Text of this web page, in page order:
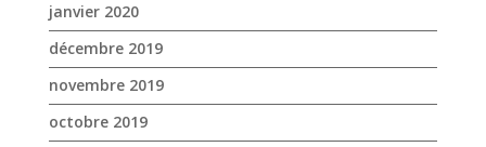
janvier 2020
décembre 2019
novembre 2019
octobre 2019